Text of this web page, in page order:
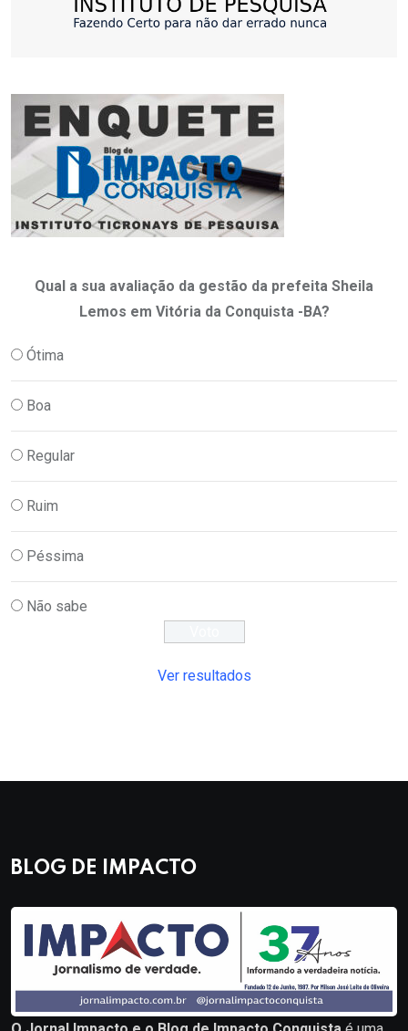
Qual a sua avaliação da gestão da prefeita Sheila
Lemos em Vitória da Conquista -BA?
Ótima
Boa
Regular
Ruim
Péssima
Não sabe
Ver resultados
BLOG DE IMPACTO